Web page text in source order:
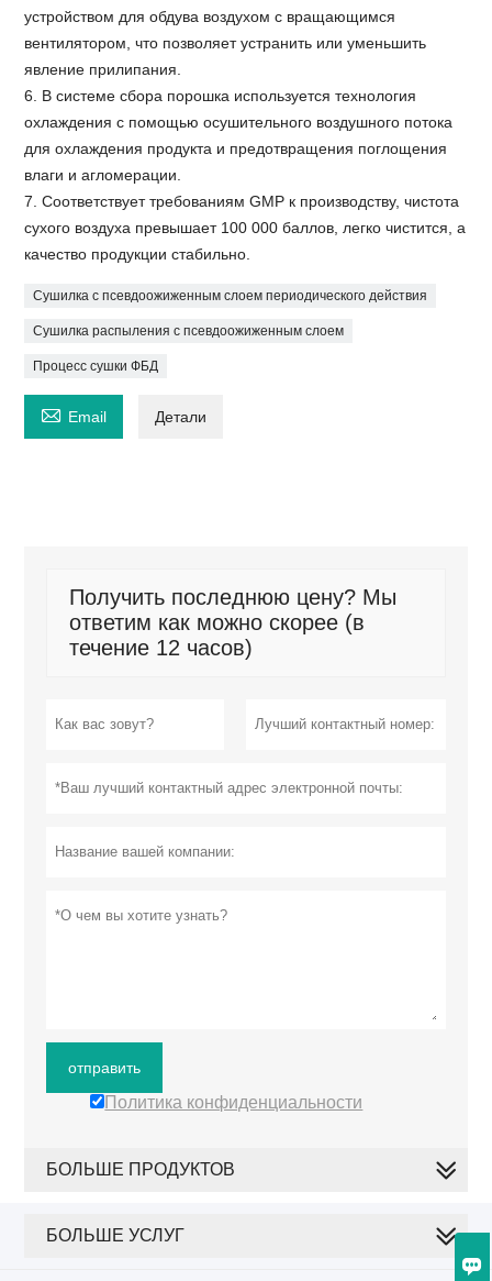

устройством для обдува воздухом с вращающимся
вентилятором, что позволяет устранить или уменьшить
явление прилипания.
6. В системе сбора порошка используется технология
охлаждения с помощью осушительного воздушного потока
для охлаждения продукта и предотвращения поглощения
влаги и агломерации.
7. Соответствует требованиям GMP к производству, чистота
сухого воздуха превышает 100 000 баллов, легко чистится, а
качество продукции стабильно.
Сушилка с псевдоожиженным слоем периодического действия
Сушилка распыления с псевдоожиженным слоем
Процесс сушки ФБД
 Email Детали
Получить последнюю цену? Мы
ответим как можно скорее (в
течение 12 часов)
отправить
Политика конфиденциальности
БОЛЬШЕ ПРОДУКТОВ
БОЛЬШЕ УСЛУГ